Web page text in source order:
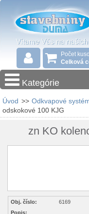
Počet
Celková
Kategórie
Úvod >> Odkvapové
odskokové 100 KJG
zn KO
Obj. číslo:
6169
Popis: